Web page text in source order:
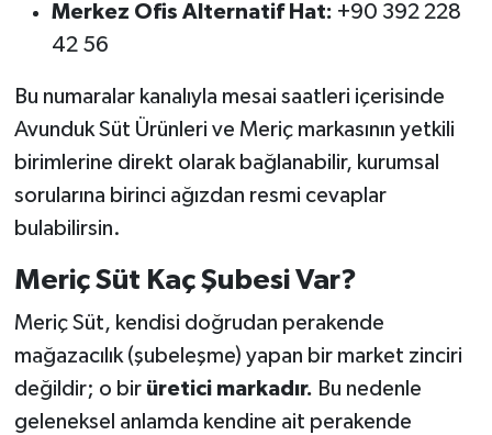
Merkez Ofis Alternatif Hat: +90 392 228
42 56
Bu numaralar kanalıyla mesai saatleri içerisinde
Avunduk Süt Ürünleri ve Meriç markasının yetkili
birimlerine direkt olarak bağlanabilir, kurumsal
sorularına birinci ağızdan resmi cevaplar
bulabilirsin.
Meriç Süt Kaç Şubesi Var?
Meriç Süt, kendisi doğrudan perakende
mağazacılık (şubeleşme) yapan bir market zinciri
değildir; o bir üretici markadır. Bu nedenle
geleneksel anlamda kendine ait perakende